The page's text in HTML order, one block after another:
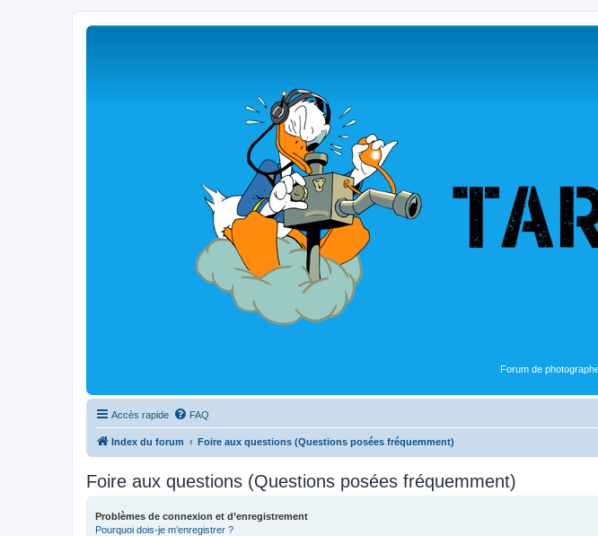
Forum de
Accès rapide FAQ
Index du forum Foire aux questions (Questions posées fréquemment)
Foire aux questions (Questions posées fréquemment)
Problèmes de connexion et d’enregistrement
Pourquoi dois-je m’enregistrer ?